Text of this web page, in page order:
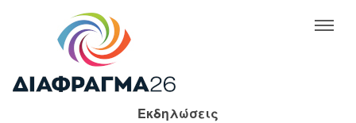
Εκδηλώσεις